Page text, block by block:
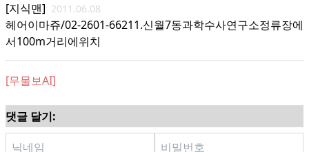
[지식맨] 2011.06.08
헤어이마쥬/02-2601-66211.신월7동과학수사연구소정류장에
서100m거리에위치
[무물보AI]
댓글 달기: